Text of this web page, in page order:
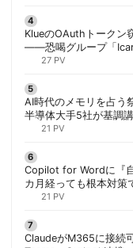
KlueのOAuthトークン
——恐喝グループ「
27 PV
AI時代のメモリを占
半導体大手5社が基調
21 PV
Copilot for Wordに『
カ月経っても根本対策
21 PV
ClaudeがM365に接続